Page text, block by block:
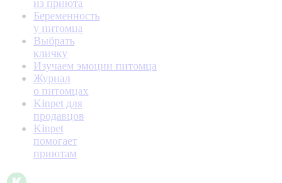
из приюта
Беременность
у питомца
Выбрать
кличку
Изучаем эмоции питомца
Журнал
о питомцах
Kinpet для
продавцов
Kinpet
помогает
приютам